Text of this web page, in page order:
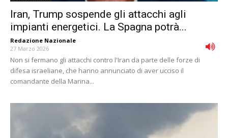
Iran, Trump sospende gli attacchi agli
impianti energetici. La Spagna potrà...
Redazione Nazionale -
27 Marzo 2026
Non si fermano gli attacchi contro l'Iran da parte delle forze di
difesa israeliane, che hanno annunciato di aver ucciso il
comandante della Marina...